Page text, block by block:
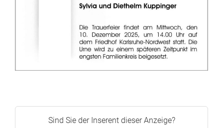
Sind Sie der Inserent dieser Anzeige?